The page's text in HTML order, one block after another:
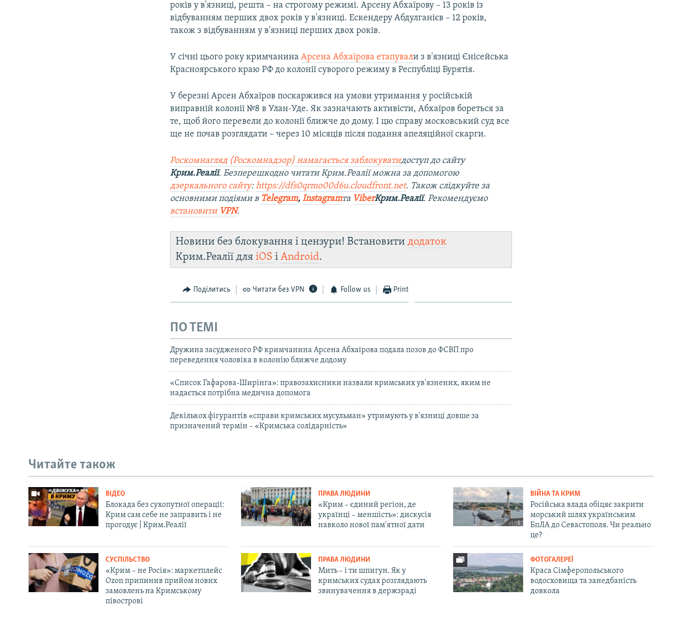
років у в'язниці, решта – на строгому режимі. Арсену Абхаїрову – 13 років із
відбуванням перших двох років у в'язниці. Ескендеру Абдулганієв – 12 років,
також з відбуванням у в'язниці перших двох років.
У січні цього року кримчанинаАрсена Абхаїрова етапували з в'язниці Єнісейська
Красноярського краю РФ до колонії суворого режиму в Республіці Бурятія.
У березні Арсен Абхаїров поскаржився на умови утримання у російській
виправній колонії №8 в Улан-Уде. Як зазначають активісти, Абхаїров бореться за
те, щоб його перевели до колонії ближче до дому. І цю справу московський суд все
ще не почав розглядати – через 10 місяців після подання апеляційної скарги.
Роскомнагляд (Роскомнадзор) намагається заблокуватидоступ до сайту
Крим.Реалії. Безперешкодно читати Крим.Реалії можна за допомогою
дзеркального сайту:https://dfs0qrmo00d6u.cloudfront.net. Також слідкуйте за
основними подіями в Telegram,Instagramта ViberКрим.Реалії. Рекомендуємо
встановити VPN.
Новини без блокування і цензури! Встановитидодаток
Крим.Реалії дляiOS іAndroid.
Поділитись Читати без VPN Follow us Print
ПО ТЕМІ
Дружина засудженого РФ кримчанина Арсена Абхаїрова подала позов до ФСВП про
переведення чоловіка в колонію ближче додому
«Список Гафарова-Ширінга»: правозахисники назвали кримських ув'язнених, яким не
надається потрібна медична допомога
Декількох фігурантів «справи кримських мусульман» утримують у в'язниці довше за
призначений термін – «Кримська солідарність»
Читайте також
ВІДЕО
Блокада без сухопутної операції:
Крим сам себе не заправить і не
прогодує | Крим.Реалії
ПРАВА ЛЮДИНИ
«Крим – єдиний регіон, де
українці – меншість»: дискусія
навколо нової пам'ятної дати
ВІЙНА ТА КРИМ
Російська влада обіцяє закрити
морський шлях українським
БпЛА до Севастополя. Чи реально
це?
СУСПІЛЬСТВО
«Крим – не Росія»: маркетплейс
Ozon припинив прийом нових
замовлень на Кримському
півострові
ПРАВА ЛЮДИНИ
Мить – і ти шпигун. Як у
кримських судах розглядають
звинувачення в держзраді
ФОТОГАЛЕРЕЇ
Краса Сімферопольського
водосховища та занедбаність
довкола